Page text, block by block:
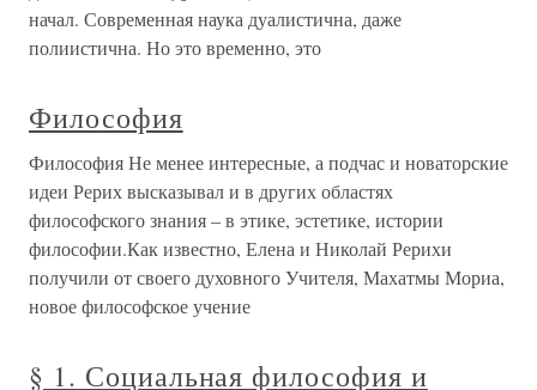
начал. Современная наука дуалистична, даже
полиистична. Но это временно, это
Философия
Философия Не менее интересные, а подчас и новаторские
идеи Рерих высказывал и в других областях
философского знания – в этике, эстетике, истории
философии.Как известно, Елена и Николай Рерихи
получили от своего духовного Учителя, Махатмы Мориа,
новое философское учение
§ 1. Социальная философия и